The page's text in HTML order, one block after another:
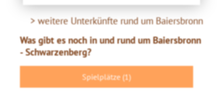
> weitere Unterkünfte rund um Baiersbronn
Was gibt es noch in und rund um Baiersbronn
- Schwarzenberg?
Spielplätze (1)